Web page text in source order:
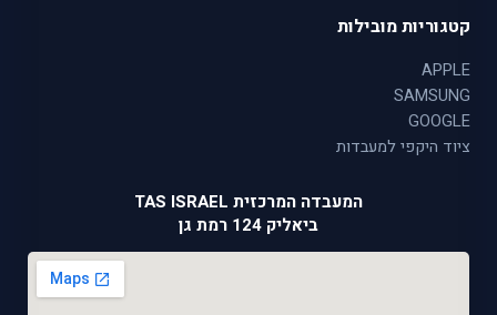
קטגוריות מובילות
APPLE
SAMSUNG
GOOGLE
ציוד היקפי למעבדות
המעבדה המרכזית TAS ISRAEL
ביאליק 124 רמת גן